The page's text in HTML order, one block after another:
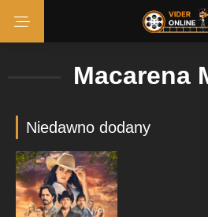
Macarena
Niedawno dodany